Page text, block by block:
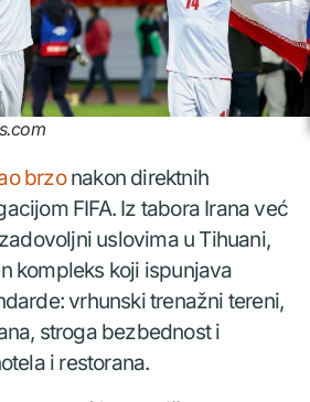
brzonakon direktnih
FIFA. Iz tabora Irana već
uslovima u Tihuani,
kompleks koji ispunjava
vrhunski trenažni tereni,
stroga bezbednost i
i restorana.